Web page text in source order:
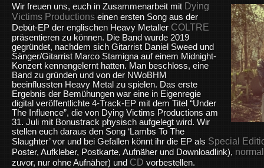
Wir freuen uns, euch in Zusammenarbeit mit Dying
Victims Productions einen ersten Song aus der
Debüt-EP der englischen Heavy Metaller COLTRE
präsentieren zu können. Die Band wurde 2019
gegründet, nachdem sich Gitarrist Daniel Sweed und
Sänger/Gitarrist Marco Stamigna auf einem Midnight-
Konzert kennengelernt hatten. Man beschloss, eine
Band zu gründen und von der NWoBHM
beeinflussten Heavy Metal zu spielen. Das erste
Ergebnis der Bemühungen war eine in Eigenregie
digital veröffentlichte 4-Track-EP mit dem Titel “Under
The Influence”, die von Dying Victims Productions am
31. Juli mit Bonustrack physisch aufgelegt wird. Wir
stellen euch daraus den Song ‘Lambs To The
Slaughter’ vor und bei Gefallen könnt ihr die EP als Special
Poster, Aufkleber, Postkarte, Aufnäher und Downloadlink),
zuvor, nur ohne Aufnäher) und CD vorbestellen.